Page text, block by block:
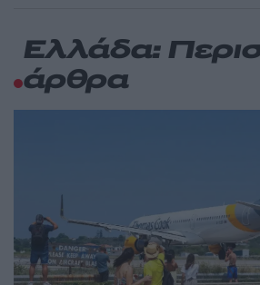
Ελλάδα:
άρθρα